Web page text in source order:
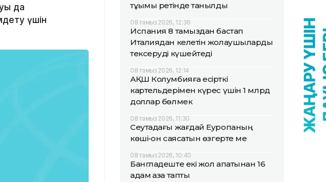
да
үшін
тұқымы ретінде танылды
08 тамыз 2026, 12:36
Испания 8 тамыздан бастап
Италиядан келетін жолаушыларды
тексеруді күшейтеді
08 тамыз 2026, 12:14
АҚШ Колумбияға есірткі
картельдерімен күрес үшін 1 млрд
доллар бөлмек
08 тамыз 2026, 11:30
Сеутадағы жағдай Еуропаның
көші-қон саясатын өзгерте ме
08 тамыз 2026, 10:40
Бангладеште екі жол апатынан 16
адам қаза тапты